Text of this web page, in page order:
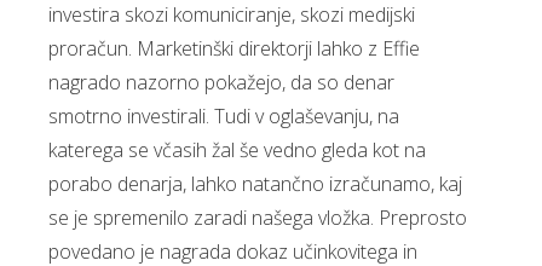
investira skozi komuniciranje, skozi medijski
proračun. Marketinški direktorji lahko z Effie
nagrado nazorno pokažejo, da so denar
smotrno investirali. Tudi v oglaševanju, na
katerega se včasih žal še vedno gleda kot na
porabo denarja, lahko natančno izračunamo, kaj
se je spremenilo zaradi našega vložka. Preprosto
povedano je nagrada dokaz učinkovitega in